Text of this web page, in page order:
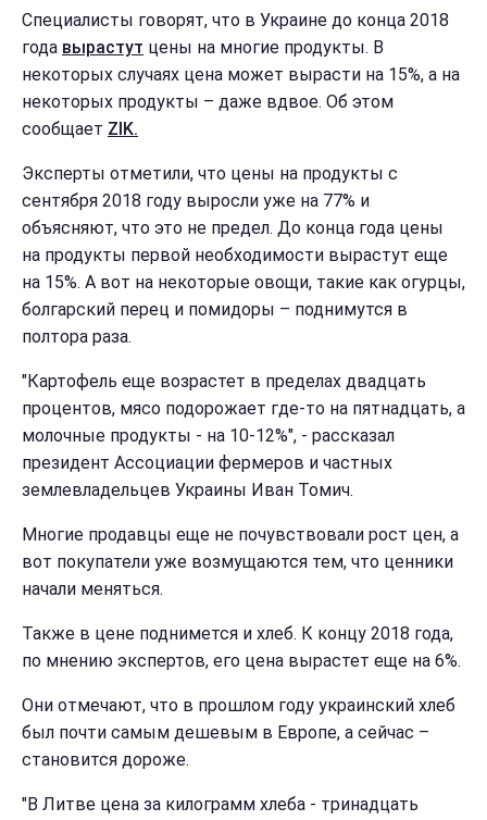
Специалисты говорят, что в Украине до конца 2018
года вырастут цены на многие продукты. В
некоторых случаях цена может вырасти на 15%, а на
некоторых продукты – даже вдвое. Об этом
сообщает ZIK.
Эксперты отметили, что цены на продукты с
сентября 2018 году выросли уже на 77% и
объясняют, что это не предел. До конца года цены
на продукты первой необходимости вырастут еще
на 15%. А вот на некоторые овощи, такие как огурцы,
болгарский перец и помидоры – поднимутся в
полтора раза.
"Картофель еще возрастет в пределах двадцать
процентов, мясо подорожает где-то на пятнадцать, а
молочные продукты - на 10-12%", - рассказал
президент Ассоциации фермеров и частных
землевладельцев Украины Иван Томич.
Многие продавцы еще не почувствовали рост цен, а
вот покупатели уже возмущаются тем, что ценники
начали меняться.
Также в цене поднимется и хлеб. К концу 2018 года,
по мнению экспертов, его цена вырастет еще на 6%.
Они отмечают, что в прошлом году украинский хлеб
был почти самым дешевым в Европе, а сейчас –
становится дороже.
"В Литве цена за килограмм хлеба - тринадцать